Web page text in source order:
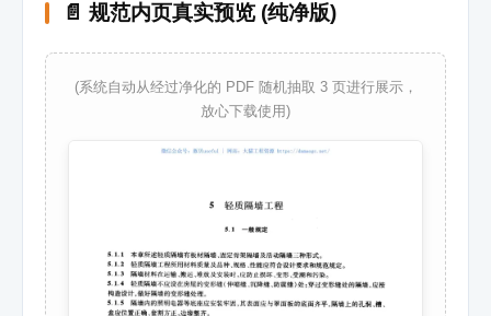
📄 规范内页真实预览 (纯净版)
(系统自动从经过净化的 PDF 随机抽取 3 页进行展示，
放心下载使用)